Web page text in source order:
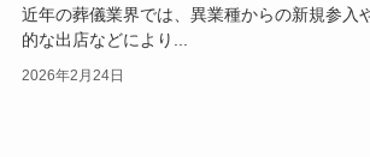
近年の葬儀業界では、異業種からの新規参入
的な出店などにより...
2026年2月24日